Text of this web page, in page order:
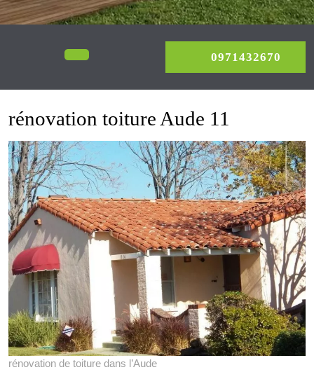
0971432670
rénovation toiture Aude 11
rénovation de toiture dans l’Aude